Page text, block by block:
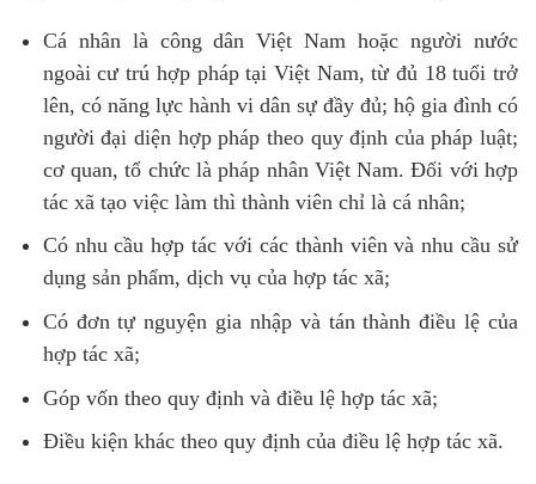
Cá nhân là công dân Việt Nam hoặc người nước
ngoài cư trú hợp pháp tại Việt Nam, từ đủ 18 tuổi trở
lên, có năng lực hành vi dân sự đầy đủ; hộ gia đình có
người đại diện hợp pháp theo quy định của pháp luật;
cơ quan, tổ chức là pháp nhân Việt Nam. Đối với hợp
tác xã tạo việc làm thì thành viên chỉ là cá nhân;
Có nhu cầu hợp tác với các thành viên và nhu cầu sử
dụng sản phẩm, dịch vụ của hợp tác xã;
Có đơn tự nguyện gia nhập và tán thành điều lệ của
hợp tác xã;
Góp vốn theo quy định và điều lệ hợp tác xã;
Điều kiện khác theo quy định của điều lệ hợp tác xã.